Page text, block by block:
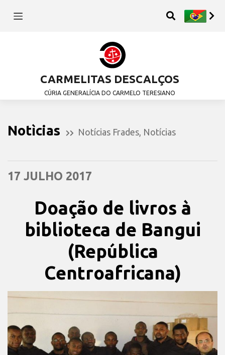
CARMELITAS DESCALÇOS
CÚRIA GENERALÍCIA DO CARMELO TERESIANO
Notìcias Notícias Frades Notícias
17 JULHO 2017
Doação de livros à
biblioteca de Bangui
(República
Centroafricana)